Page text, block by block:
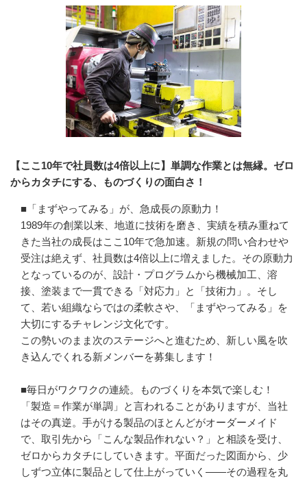
【ここ10年で社員数は4倍以上に】単調な作業とは無縁。ゼロ
からカタチにする、ものづくりの面白さ！
■「まずやってみる」が、急成長の原動力！
1989年の創業以来、地道に技術を磨き、実績を積み重ねて
きた当社の成長はここ10年で急加速。新規の問い合わせや
受注は絶えず、社員数は4倍以上に増えました。その原動力
となっているのが、設計・プログラムから機械加工、溶
接、塗装まで一貫できる「対応力」と「技術力」。そし
て、若い組織ならではの柔軟さや、「まずやってみる」を
大切にするチャレンジ文化です。
この勢いのまま次のステージへと進むため、新しい風を吹
き込んでくれる新メンバーを募集します！
■毎日がワクワクの連続。ものづくりを本気で楽しむ！
「製造＝作業が単調」と言われることがありますが、当社
はその真逆。手がける製品のほとんどがオーダーメイド
で、取引先から「こんな製品作れない？」と相談を受け、
ゼロからカタチにしていきます。平面だった図面から、少
しずつ立体に製品として仕上がっていく――その過程を丸